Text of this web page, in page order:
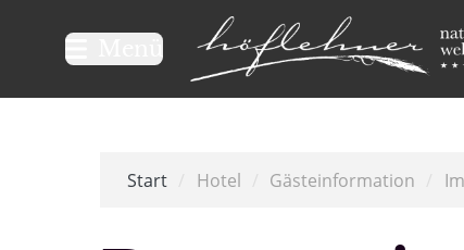
Menü
Logo Natur- und
Start Hotel Gästeinformation